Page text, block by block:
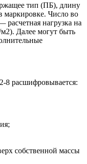
тип (ПБ), длину
маркировке. Число во
расчетная нагрузка на
Далее могут быть
8 расшифровывается:
собственной массы